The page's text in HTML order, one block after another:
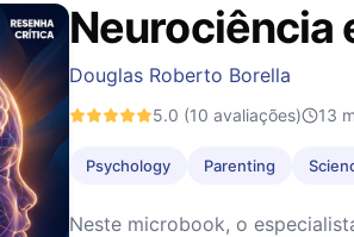
Neurociência
Douglas Roberto Borella
5.0 (10 avaliações) 13
Psychology Parenting
Neste microbook, o